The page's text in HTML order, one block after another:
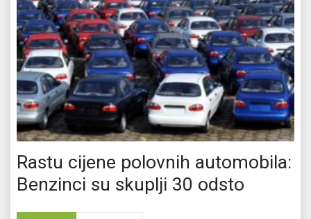
Rastu cijene polovnih automobila:
Benzinci su skuplji 30 odsto